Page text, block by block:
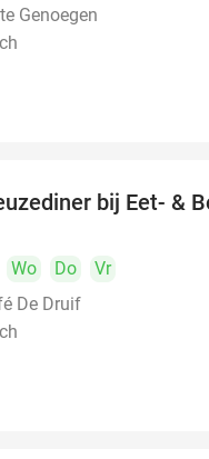
Genoegen
bij Eet- &
Wo Do
Vr
De Druif